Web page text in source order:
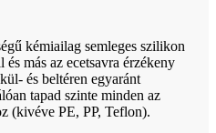
kémiailag semleges szilikon
más az ecetsavra érzékeny
és beltéren egyaránt
tapad szinte minden az
(kivéve PE, PP, Teflon).